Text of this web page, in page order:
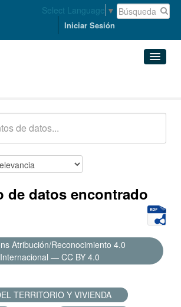
Select Language ▼
Iniciar Sesión
de datos encontrado
Atribución/Reconocimiento 4.0
— CC BY 4.0
TERRITORIO Y VIVIENDA